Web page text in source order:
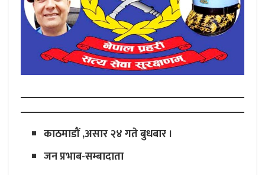
काठमाडौं ,असार २४ गते बुधबार ।
जन प्रभाब-सम्बादाता